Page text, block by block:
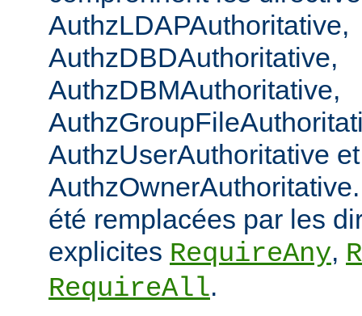
AuthzLDAPAuthoritative,
AuthzDBDAuthoritative,
AuthzDBMAuthoritative,
AuthzUserAuthoritative et
été remplacées par les
explicites RequireAny,
RequireAll.